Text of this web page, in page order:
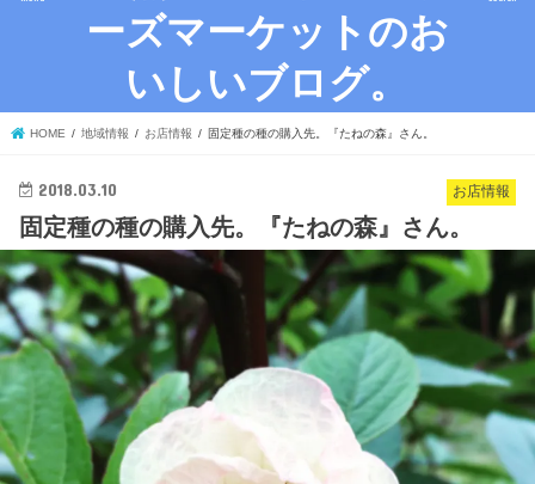
ーズマーケットのお
いしいブログ。
HOME 地域情報 お店情報 固定種の種の購入先。『たねの森』さん。
お店情報
2018.03.10
固定種の種の購入先。『たねの森』さん。